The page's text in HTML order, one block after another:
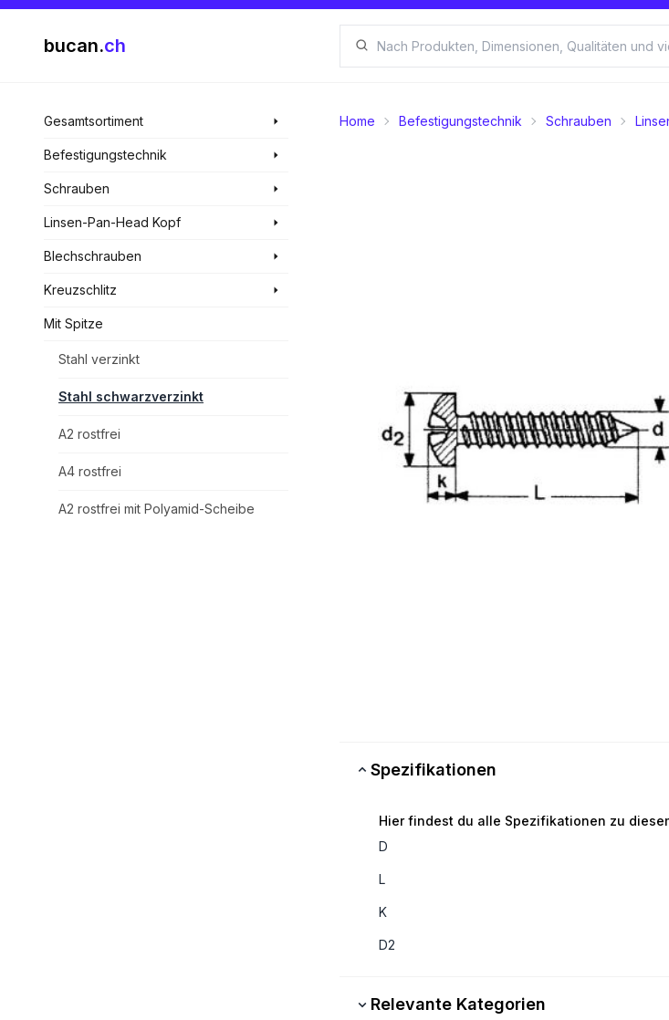
bucan.ch
Gesamtsortiment
Befestigungstechnik
Schrauben
Linsen-Pan-Head Kopf
Blechschrauben
Kreuzschlitz
Mit Spitze
Stahl verzinkt
Stahl schwarzverzinkt
A2 rostfrei
A4 rostfrei
A2 rostfrei mit Polyamid-Scheibe
Home Befestigungstechnik Schrauben
Spezifikationen
Hier findest du alle Spezifikationen zu
D
L
K
D2
Relevante Kategorien